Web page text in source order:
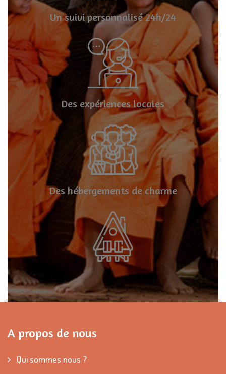
Un suivi personnalisé 24h/24
Des expériences locales
Des hébergements de charme
A propos de nous
Qui sommes nous ?